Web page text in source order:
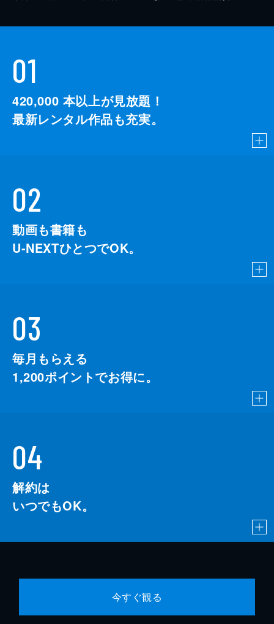
01
420,000 本以上が見放題！
最新レンタル作品も充実。
02
動画も書籍も
U-NEXTひとつでOK。
03
毎月もらえる
1,200ポイントでお得に。
04
解約は
いつでもOK。
今すぐ観る